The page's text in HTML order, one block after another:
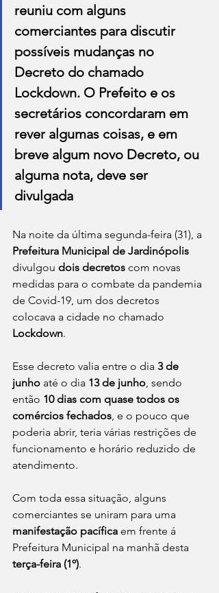
reuniu com alguns
comerciantes para discutir
possíveis mudanças no
Decreto do chamado
Lockdown. O Prefeito e os
secretários concordaram em
rever algumas coisas, e em
breve algum novo Decreto, ou
alguma nota, deve ser
divulgada
Na noite da última segunda-feira (31), a
Prefeitura Municipal de Jardinópolis
divulgou dois decretos com novas
medidas para o combate da pandemia
de Covid-19, um dos decretos
colocava a cidade no chamado
Lockdown.
Esse decreto valia entre o dia 3 de
junho até o dia 13 de junho, sendo
então 10 dias com quase todos os
comércios fechados, e o pouco que
poderia abrir, teria várias restrições de
funcionamento e horário reduzido de
atendimento.
Com toda essa situação, alguns
comerciantes se uniram para uma
manifestação pacífica em frente á
Prefeitura Municipal na manhã desta
terça-feira (1º).